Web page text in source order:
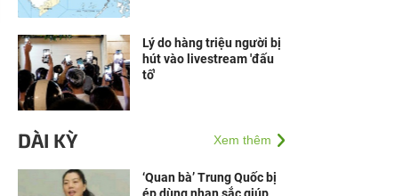
Lý do hàng triệu người bị
hút vào livestream 'đấu
tố'
DÀI KỲ Xem thêm
‘Quan bà’ Trung Quốc bị